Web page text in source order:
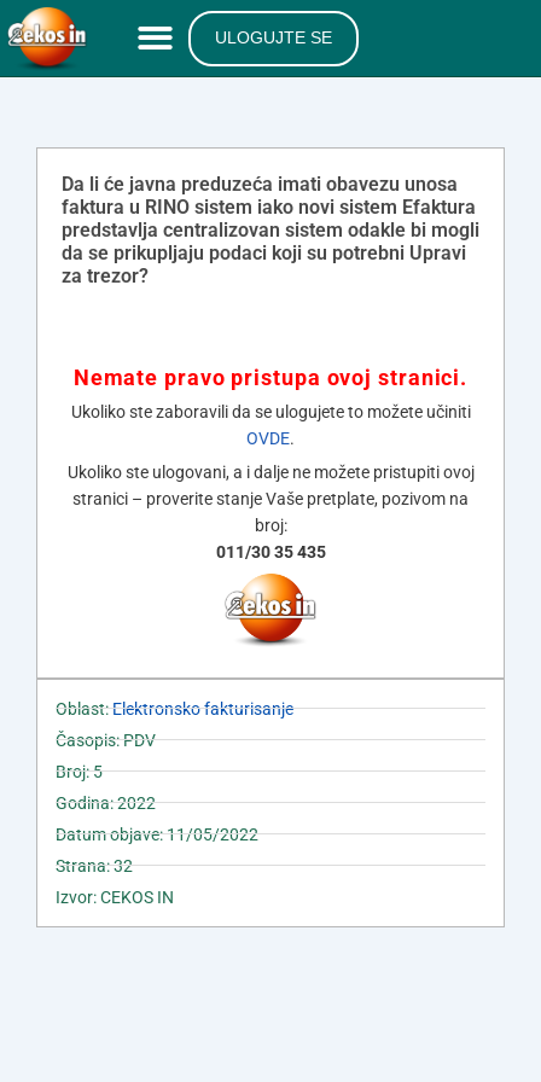
ULOGUJTE SE
Da li će javna preduzeća imati obavezu unosa
faktura u RINO sistem iako novi sistem Efaktura
predstavlja centralizovan sistem odakle bi mogli
da se prikupljaju podaci koji su potrebni Upravi
za trezor?
Nemate pravo pristupa ovoj stranici.
Ukoliko ste zaboravili da se ulogujete to možete učiniti
OVDE.
Ukoliko ste ulogovani, a i dalje ne možete pristupiti ovoj
stranici – proverite stanje Vaše pretplate, pozivom na
broj:
011/30 35 435
Oblast:Elektronsko fakturisanje
Časopis: PDV
Broj: 5
Godina: 2022
Datum objave: 11/05/2022
Strana: 32
Izvor: CEKOS IN